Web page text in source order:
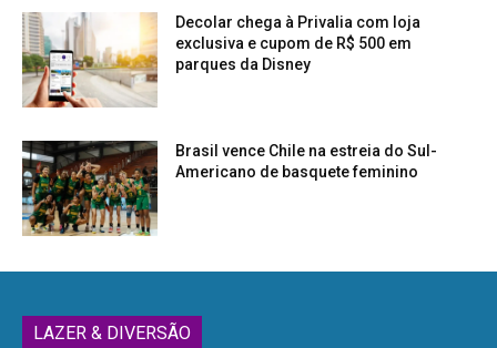
Decolar chega à Privalia com loja
exclusiva e cupom de R$ 500 em
parques da Disney
Brasil vence Chile na estreia do Sul-
Americano de basquete feminino
LAZER & DIVERSÃO